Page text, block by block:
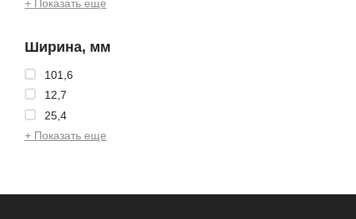
+ Показать еще
Ширина, мм
101,6
12,7
25,4
+ Показать еще